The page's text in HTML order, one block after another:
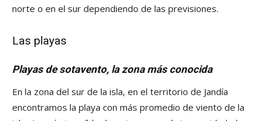
norte o en el sur dependiendo de las previsiones.
Las playas
Playas de sotavento, la zona más conocida
En la zona del sur de la isla, en el territorio de Jandía
encontramos la playa con más promedio de viento de la